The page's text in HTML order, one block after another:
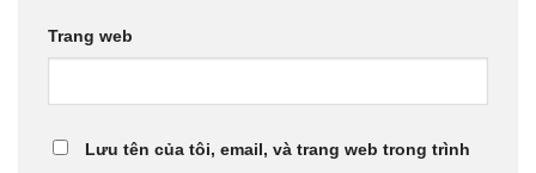
Trang web
Lưu tên của tôi, email, và trang web trong trình